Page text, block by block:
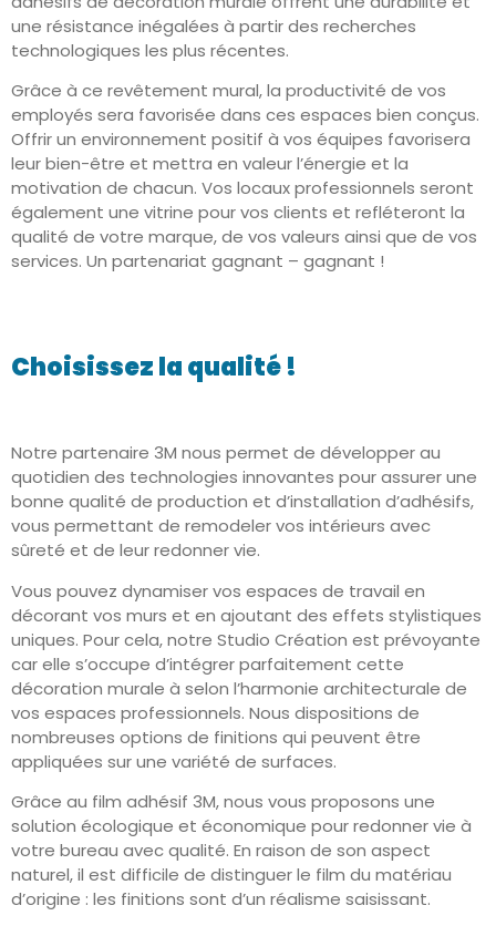
une résistance inégalées à partir des recherches
technologiques les plus récentes.
Grâce à ce revêtement mural, la productivité de vos
employés sera favorisée dans ces espaces bien conçus.
Offrir un environnement positif à vos équipes favorisera
leur bien-être et mettra en valeur l’énergie et la
motivation de chacun. Vos locaux professionnels seront
également une vitrine pour vos clients et refléteront la
qualité de votre marque, de vos valeurs ainsi que de vos
services. Un partenariat gagnant – gagnant !
Choisissez la qualité !
Notre partenaire 3M nous permet de développer au
quotidien des technologies innovantes pour assurer une
bonne qualité de production et d’installation d’adhésifs,
vous permettant de remodeler vos intérieurs avec
sûreté et de leur redonner vie.
Vous pouvez dynamiser vos espaces de travail en
décorant vos murs et en ajoutant des effets stylistiques
uniques. Pour cela, notre Studio Création est prévoyante
car elle s’occupe d’intégrer parfaitement cette
décoration murale à selon l’harmonie architecturale de
vos espaces professionnels. Nous dispositions de
nombreuses options de finitions qui peuvent être
appliquées sur une variété de surfaces.
Grâce au film adhésif 3M, nous vous proposons une
solution écologique et économique pour redonner vie à
votre bureau avec qualité. En raison de son aspect
naturel, il est difficile de distinguer le film du matériau
d’origine : les finitions sont d’un réalisme saisissant.